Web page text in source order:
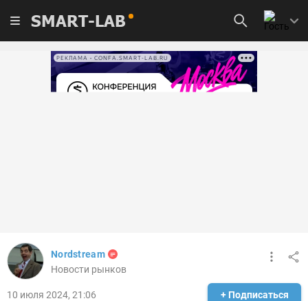
SMART-LAB
РЕКЛАМА • CONFA.SMART-LAB.RU
Nordstream
Новости рынков
10 июля 2024, 21:06 + Подписаться